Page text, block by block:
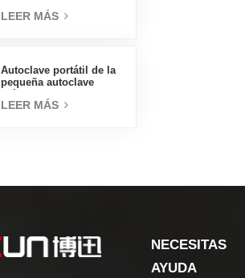
laboratorio, tipo
LEER MÁS
Autoclave portátil de la
pequeña autoclave
de vapor 18L
LEER MÁS
NECESITAS
AYUDA